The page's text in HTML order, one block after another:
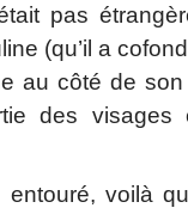
pas
(qu’il a
au côté de
des
voilà